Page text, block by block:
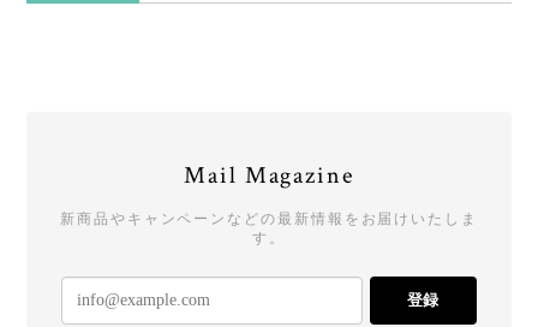
Mail Magazine
新商品やキャンペーンなどの最新情報をお届けいたしま
す。
登録